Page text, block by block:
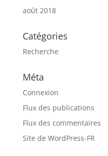
août 2018
Catégories
Recherche
Méta
Connexion
Flux des publications
Flux des commentaires
Site de WordPress-FR